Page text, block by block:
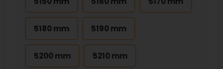
5180 mm 5190 mm
5200 mm 5210 mm